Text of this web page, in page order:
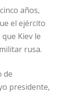
años,
el ejército
Kiev le
rusa.
de
presidente,